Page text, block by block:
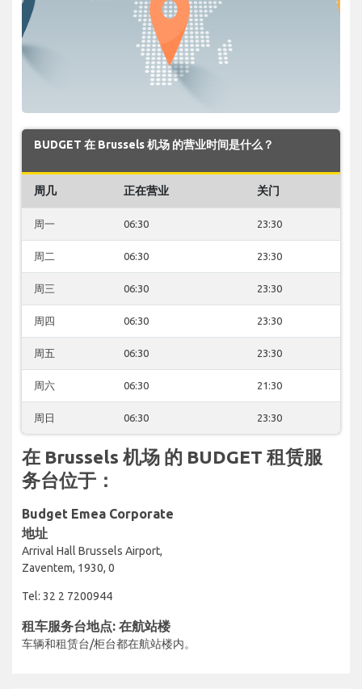
BUDGET 在 Brussels 机场 的营业时间是什么？
周几 正在营业 关门
周一 06:30 23:30
周二 06:30 23:30
周三 06:30 23:30
周四 06:30 23:30
周五 06:30 23:30
周六 06:30 21:30
周日 06:30 23:30
在 Brussels 机场 的 BUDGET 租赁服
务台位于：
Budget Emea Corporate
地址
Arrival Hall Brussels Airport,
Zaventem, 1930, 0
Tel: 32 2 7200944
租车服务台地点: 在航站楼
车辆和租赁台/柜台都在航站楼内。